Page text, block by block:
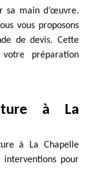
sa main d’œuvre.
vous proposons
de devis. Cette
préparation
à La
à La Chapelle
interventions pour